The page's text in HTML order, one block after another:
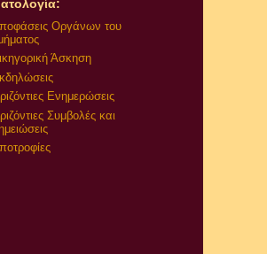
Οργάνων του
Άσκηση
Ενημερώσεις
Συμβολές και